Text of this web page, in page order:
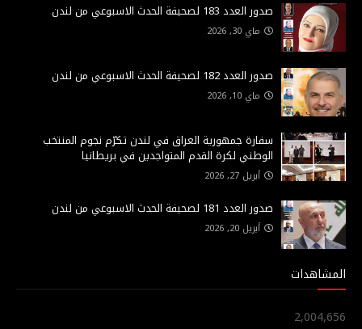
صدور العدد 183 لصحيفة الحدث الاسبوعي من لندن
ماي 30, 2026
صدور العدد 182 لصحيفة الحدث الاسبوعي من لندن
ماي 10, 2026
سفارة جمهورية العراق في لندن تكرّم نجوم المنتخب
الوطني لكرة القدم المتواجدين في بريطانيا
أبريل 27, 2026
صدور العدد 181 لصحيفة الحدث الاسبوعي من لندن
أبريل 20, 2026
المشاهدات
2,004,656